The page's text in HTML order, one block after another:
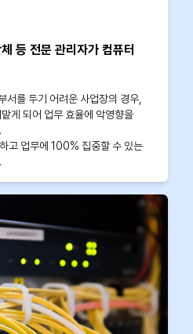
등 전문 관리자가 컴퓨터
서를 두기 어려운 사업장의 경우,
게 되어 업무 효율에 악영향을
고 업무에 100% 집중할 수 있는